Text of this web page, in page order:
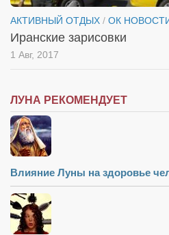
АКТИВНЫЙ ОТДЫХ / ОК
Иранские зарисовки
1 Авг, 2017
ЛУНА РЕКОМЕНДУЕТ
Влияние Луны на здоровье